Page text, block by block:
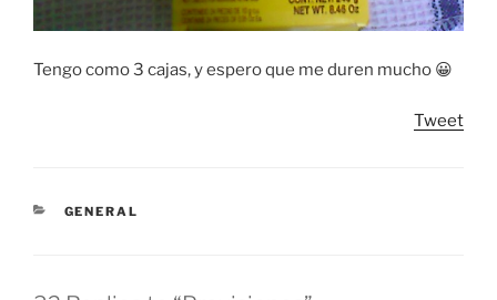
Tengo como 3 cajas, y espero que me duren mucho 😀
Tweet
CATEGORIES
GENERAL